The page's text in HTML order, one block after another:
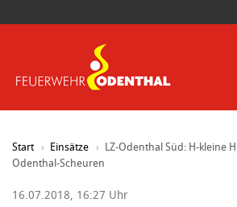
Start Einsätze
LZ-Odenthal Süd: H-kleine
Odenthal-Scheuren
16.07.2018, 16:27 Uhr